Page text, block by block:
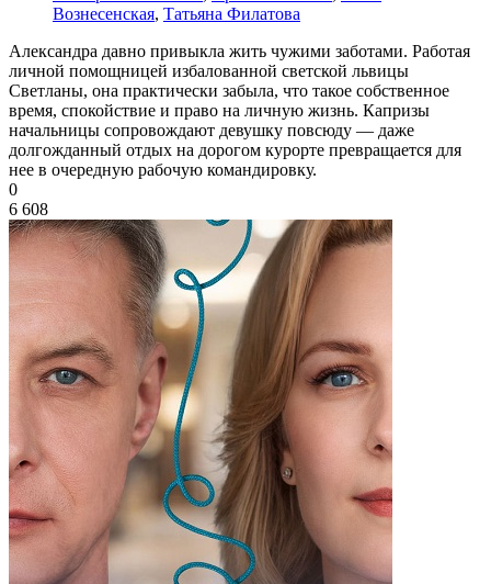
Вознесенская, Татьяна Филатова
Александра давно привыкла жить чужими заботами. Работая
личной помощницей избалованной светской львицы
Светланы, она практически забыла, что такое собственное
время, спокойствие и право на личную жизнь. Капризы
начальницы сопровождают девушку повсюду — даже
долгожданный отдых на дорогом курорте превращается для
нее в очередную рабочую командировку.
0
6 608